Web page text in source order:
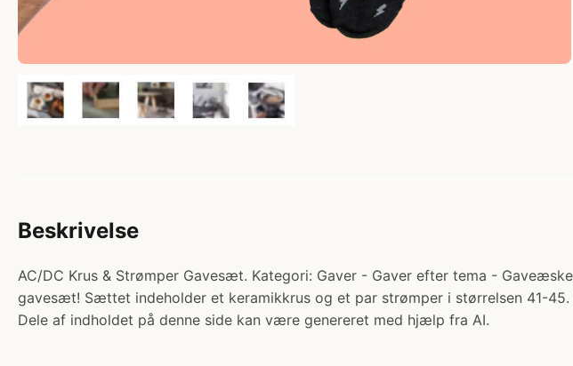
Beskrivelse
AC/DC Krus & Strømper Gavesæt. Kategori: Gaver - Gaver efter tema -
gavesæt! Sættet indeholder et keramikkrus og et par strømper i størrelsen 41-45.
Dele af indholdet på denne side kan være genereret med hjælp fra AI.